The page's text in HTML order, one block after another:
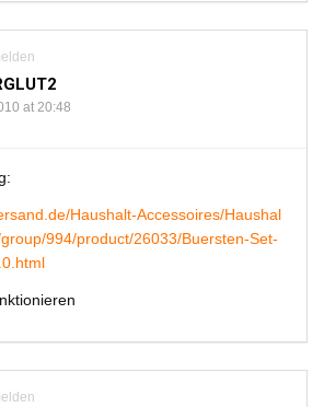
at 20:48
Haushalt-Accessoires/Haushal
994/product/26033/Buersten-Set-